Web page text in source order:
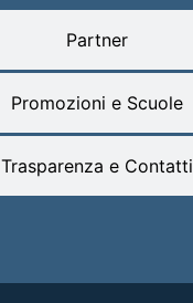
Partner
Promozioni e Scuole
Trasparenza e Contatti